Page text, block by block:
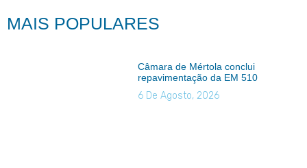
MAIS POPULARES
Câmara de Mértola conclui
repavimentação da EM 510
6 De Agosto, 2026